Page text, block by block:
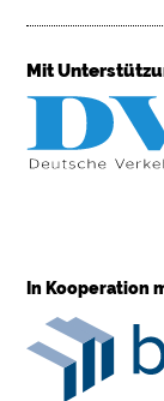
Mit
In Kooperation